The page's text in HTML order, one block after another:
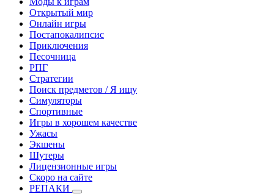
Открытый мир
Онлайн игры
Постапокалипсис
Приключения
Песочница
РПГ
Стратегии
Поиск предметов / Я ищу
Симуляторы
Спортивные
Игры в хорошем качестве
Ужасы
Экшены
Шутеры
Лицензионные игры
Скоро на сайте
РЕПАКИ